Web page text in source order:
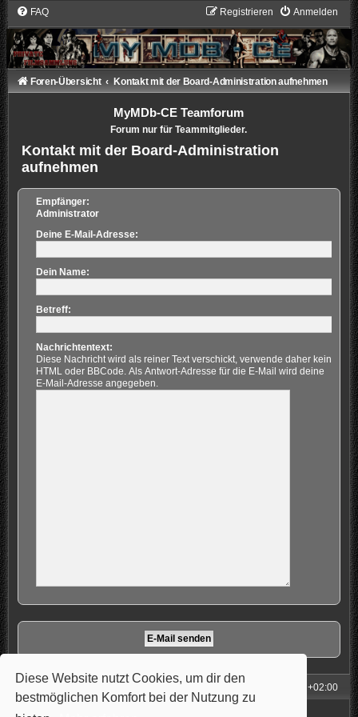
Diese Website nutzt Cookies, um dir den
bestmöglichen Komfort bei der Nutzung zu
FAQ Anmelden
Registrieren
Foren-Übersicht Kontakt mit der Board-Administration aufnehmen
MyMDb-CE Teamforum
Forum nur für Teammitglieder.
Kontakt mit der Board-Administration
aufnehmen
Empfänger:
Administrator
Deine E-Mail-Adresse:
Dein Name:
Betreff:
Nachrichtentext:
Diese Nachricht wird als reiner Text verschickt, verwende daher kein
HTML oder BBCode. Als Antwort-Adresse für die E-Mail wird deine
E-Mail-Adresse angegeben.
UTC+02:00
Powered by